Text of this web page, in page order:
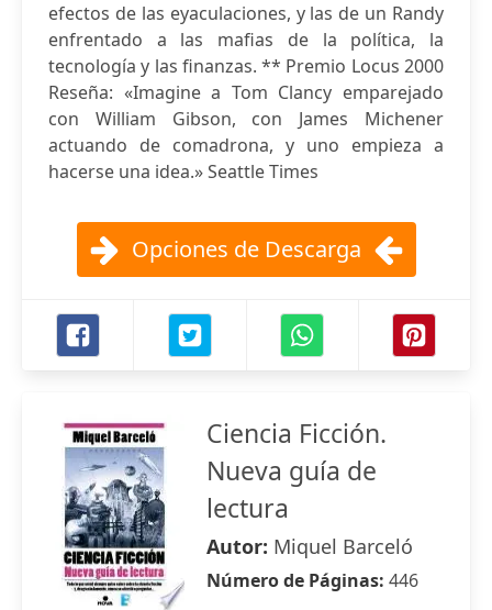
efectos de las eyaculaciones, y las de un Randy
enfrentado a las mafias de la política, la
tecnología y las finanzas. ** Premio Locus 2000
Reseña: «Imagine a Tom Clancy emparejado
con William Gibson, con James Michener
actuando de comadrona, y uno empieza a
hacerse una idea.» Seattle Times
Opciones de Descarga
Ciencia Ficción.
Nueva guía de
lectura
Autor: Miquel Barceló
Número de Páginas: 446